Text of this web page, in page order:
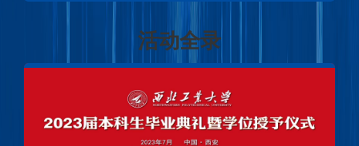
活动全录